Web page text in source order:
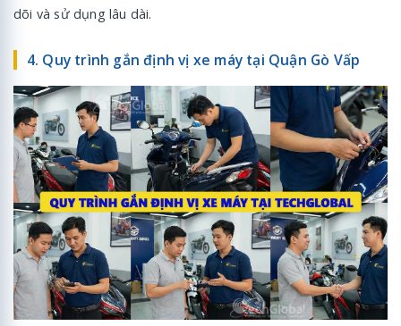
dõi và sử dụng lâu dài.
4. Quy trình gắn định vị xe máy tại Quận Gò Vấp